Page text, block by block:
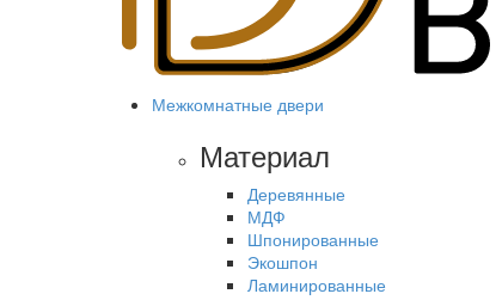
Межкомнатные двери
Материал
Деревянные
МДФ
Шпонированные
Экошпон
Ламинированные